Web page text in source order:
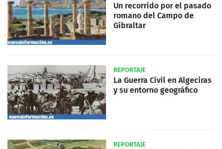
Un recorrido por el pasado
romano del Campo de
Gibraltar
REPORTAJE
La Guerra Civil en Algeciras
y su entorno geográfico
REPORTAJE